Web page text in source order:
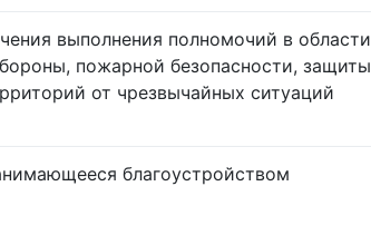
выполнения полномочий в области
пожарной безопасности, защиты
от чрезвычайных ситуаций
благоустройством